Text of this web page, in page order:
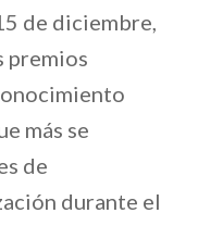
de diciembre,
premios
más se
de
durante el